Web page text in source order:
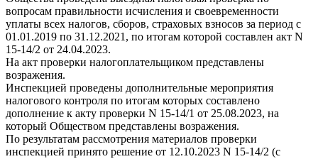
вопросам правильности исчисления и своевременности
уплаты всех налогов, сборов, страховых взносов за период с
01.01.2019 по 31.12.2021, по итогам которой составлен акт N
15-14/2 от 24.04.2023.
На акт проверки налогоплательщиком представлены
возражения.
Инспекцией проведены дополнительные мероприятия
налогового контроля по итогам которых составлено
дополнение к акту проверки N 15-14/1 от 25.08.2023, на
который Обществом представлены возражения.
По результатам рассмотрения материалов проверки
инспекцией принято решение от 12.10.2023 N 15-14/2 (с